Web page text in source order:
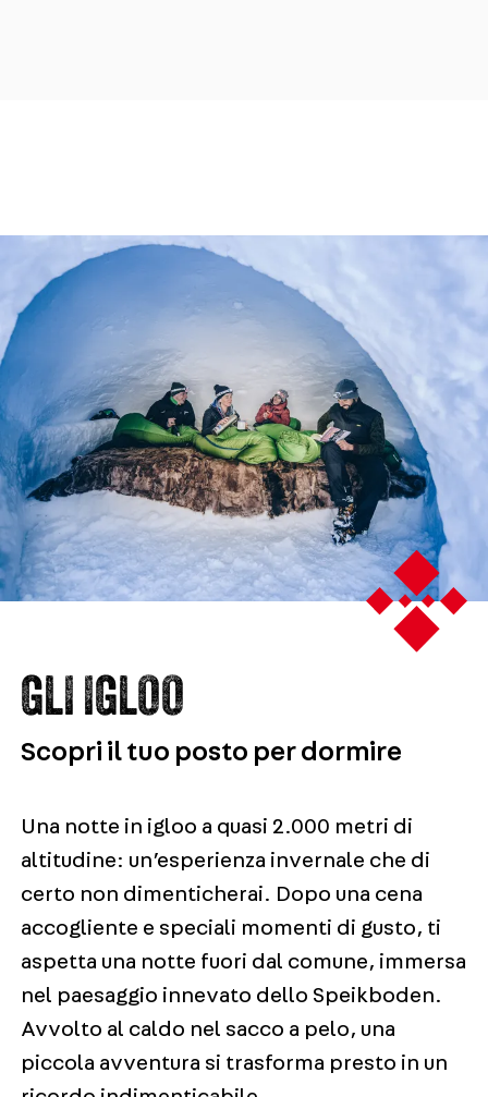
GLI IGLOO
Scopri il tuo posto per dormire
Una notte in igloo a quasi 2.000 metri di
altitudine: un’esperienza invernale che di
certo non dimenticherai. Dopo una cena
accogliente e speciali momenti di gusto, ti
aspetta una notte fuori dal comune, immersa
nel paesaggio innevato dello Speikboden.
Avvolto al caldo nel sacco a pelo, una
piccola avventura si trasforma presto in un